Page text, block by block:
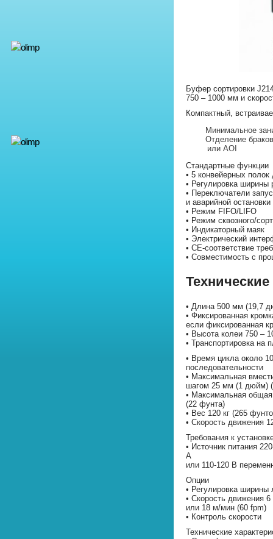
Буфер сортировки
750 – 1000 мм и
Компактный,
Минимальное
Отделение
или AOI
Стандартные функции
• 5 конвейерных
• Регулировка
• Переключатели
и аварийной остановки
• Режим FIFO/LIFO
• Режим сквозного/
• Индикаторный маяк
• Электрический
• CE-соответствие
• Совместимость с
• Длина 500 мм (19,7
• Фиксированная
если фиксированная
• Высота колеи 750 –
• Транспортировка на
• Время цикла около
последовательности
• Максимальная
шагом 25 мм (1 дюйм)
• Максимальная общая
(22 фунта)
• Вес 120 кг (265
• Скорость движения
Требования к
• Источник питания
А
или 110-120 В
Опции
• Регулировка ширины
• Скорость движения
или 18 м/мин (60 fpm)
• Контроль скорости
Технические